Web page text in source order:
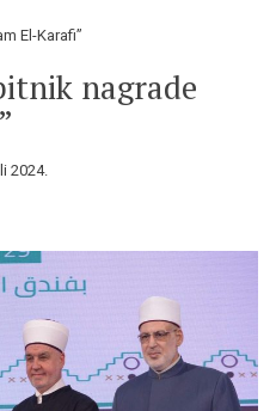
El-Karafi”
nagrade
2024.